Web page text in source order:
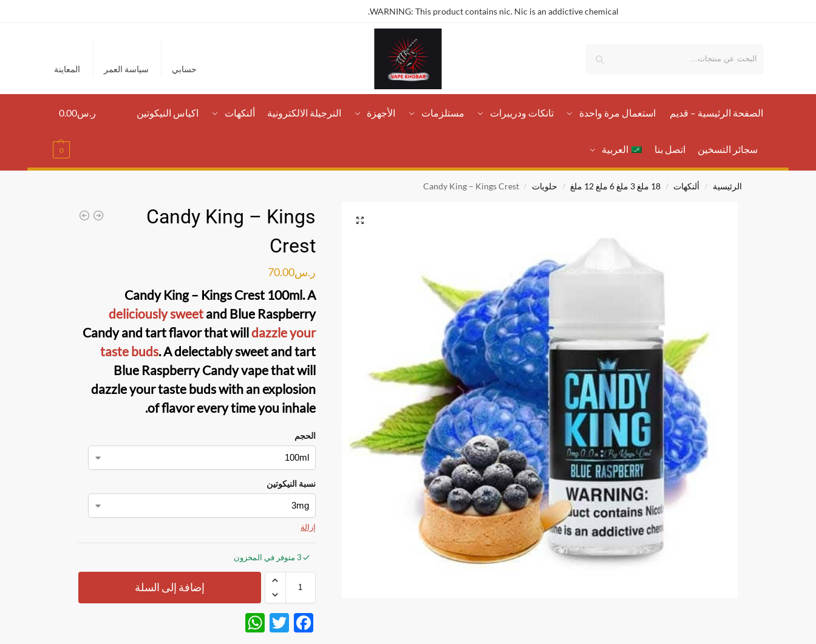
WARNING: This product contains nic. Nic is an addictive chemical.
حسابي سياسة العمر المعاينة
الصفحة الرئيسية – قدیم استعمال مرة واحدة تانكات ودريبرات مستلزمات الأجهزة النرجيلة الالكترونية ألنكهات اكياس النيكوتين
سجائر التسخين اتصل بنا العربية
ر.س0.00
0
الرئيسية / ألنكهات / 18 ملغ 3 ملغ 6 ملغ 12 ملغ / حلويات /
Candy King – Kings Crest
Candy King – Kings
Crest
ر.س70.00
Candy King – Kings Crest 100ml. A
deliciously sweetand Blue Raspberry
Candy and tart flavor that willdazzle your
taste buds. A delectably sweet and tart
Blue Raspberry Candy vape that will
dazzle your taste buds with an explosion
of flavor every time you inhale.
الحجم
نسبة النيكوتين
إزالة
3 متوفر في المخزون
إضافة إلى السلة
F
T